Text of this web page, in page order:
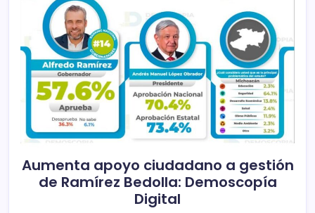
Aumenta apoyo ciudadano a gestión
de Ramírez Bedolla: Demoscopía
Digital